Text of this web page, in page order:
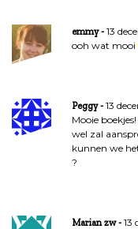
emmy
13
ooh wat mooi
Peggy
13
Mooie
wel zal
kunnen we
?
Marian zw
13